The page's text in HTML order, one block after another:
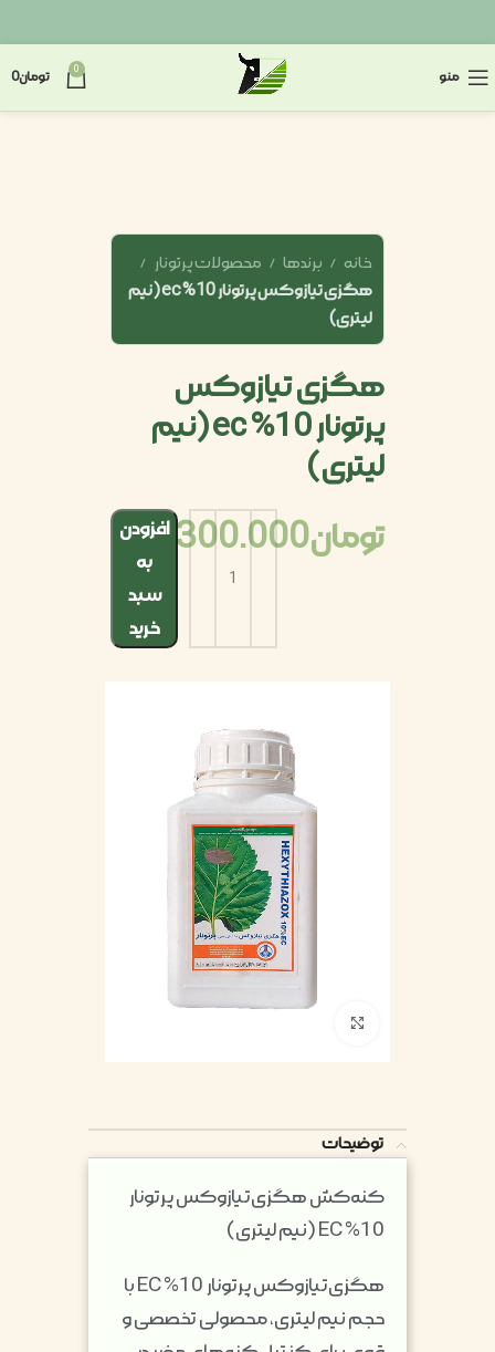
منو 0 تومان0
خانه برندها
محصولات پرتونار
هگزی تیازوکس پرتونار 10% ec (نیم
لیتری)
هگزی تیازوکس
پرتونار 10% ec (نیم
لیتری)
تومان2.300.000افزودن
به
سبد
خرید
توضیحات
کنه‌کش هگزی‌تیازوکس پرتونار
10% EC (نیم لیتری)
هگزی‌تیازوکس پرتونار 10% EC با
حجم نیم لیتری، محصولی تخصصی و